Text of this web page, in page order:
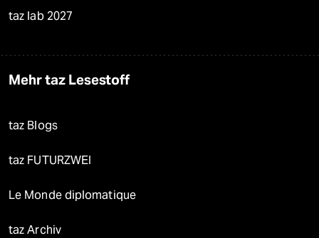
taz lab 2027
Mehr taz Lesestoff
taz Blogs
taz FUTURZWEI
Le Monde diplomatique
taz Archiv